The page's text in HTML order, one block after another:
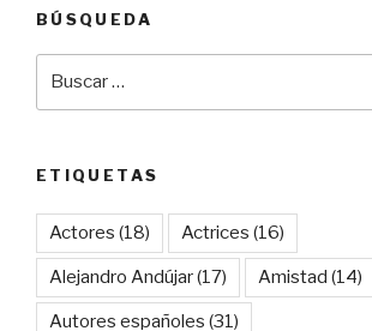
BÚSQUEDA
ETIQUETAS
Actores (18) Actrices (16)
Alejandro Andújar(17) Amistad (14)
Autores españoles (31)